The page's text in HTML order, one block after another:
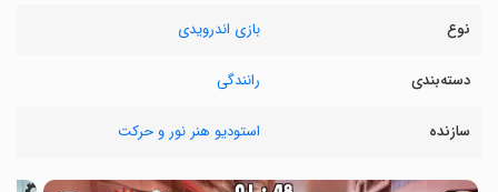
نوع بازی اندرویدی
دسته‌بندی رانندگی
سازنده استودیو هنر نور و حرکت